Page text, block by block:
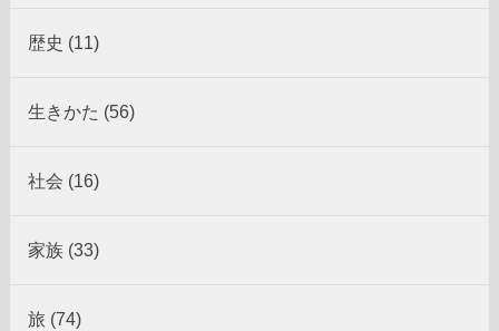
歴史 (11)
生きかた (56)
社会 (16)
家族 (33)
旅 (74)